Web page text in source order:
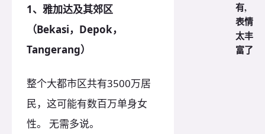
1、雅加达及其郊区
（Bekasi，Depok，
Tangerang）
整个大都市区共有3500万居
民，这可能有数百万单身女
性。 无需多说。
有,
表情
太丰
富了